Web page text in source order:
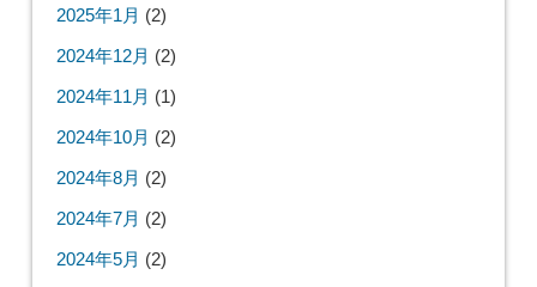
2025年1月 (2)
2024年12月 (2)
2024年11月 (1)
2024年10月 (2)
2024年8月 (2)
2024年7月 (2)
2024年5月 (2)